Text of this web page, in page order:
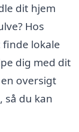
dit hjem
Hos
lokale
dig med dit
oversigt
du kan